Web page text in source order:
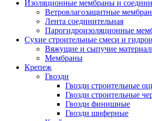
Изоляционные мембраны и
Ветровлагозащитные
Лента соединительная
Парогидроизоляционные
Сухие строительные смеси и
Вяжущие и сыпучие
Мембраны
Крепеж
Гвозди
Гвозди строительные
Гвозди строительные
Гвозди финишные
Гвозди шиферные